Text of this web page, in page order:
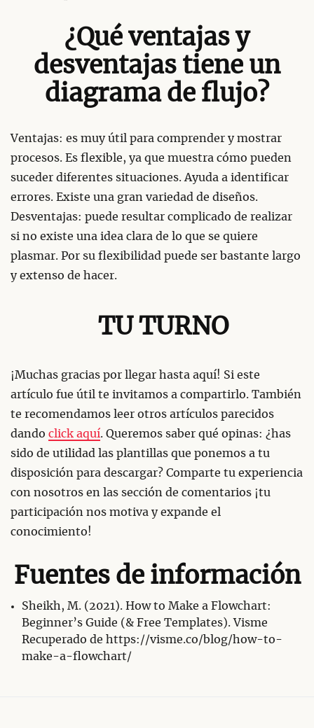
¿Qué ventajas y
desventajas tiene un
diagrama de flujo?
Ventajas: es muy útil para comprender y mostrar
procesos. Es flexible, ya que muestra cómo pueden
suceder diferentes situaciones. Ayuda a identificar
errores. Existe una gran variedad de diseños.
Desventajas: puede resultar complicado de realizar
si no existe una idea clara de lo que se quiere
plasmar. Por su flexibilidad puede ser bastante largo
y extenso de hacer.
TU TURNO
¡Muchas gracias por llegar hasta aquí! Si este
artículo fue útil te invitamos a compartirlo. También
te recomendamos leer otros artículos parecidos
dando click aquí. Queremos saber qué opinas: ¿has
sido de utilidad las plantillas que ponemos a tu
disposición para descargar? Comparte tu experiencia
con nosotros en las sección de comentarios ¡tu
participación nos motiva y expande el
conocimiento!
Fuentes de información
Sheikh, M. (2021). How to Make a Flowchart:
Beginner’s Guide (& Free Templates). Visme
Recuperado de https://visme.co/blog/how-to-
make-a-flowchart/